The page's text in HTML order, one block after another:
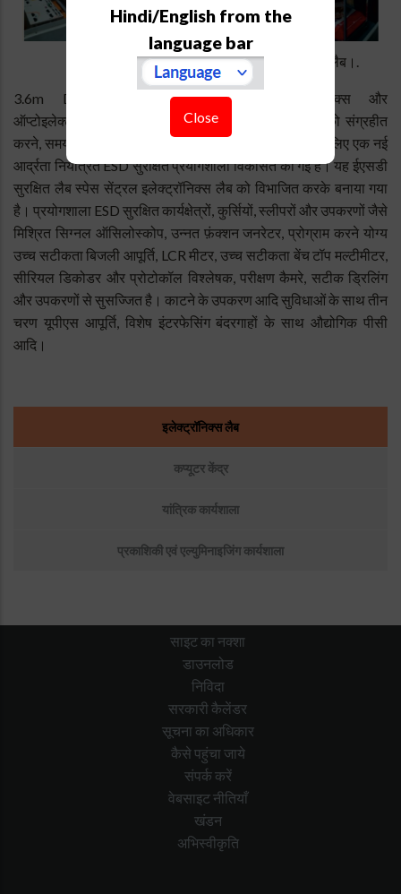
3.6m DOT गतिविधियों के लिए इलेक्ट्रॉनिक लैब।.
3.6m DOT के परिष्कृत इलेक्ट्रॉनिक्स, मेक्ट्रोनिक्स और
ऑप्टोइलेक्ट्रॉनिक्स पुर्जों की पूरी श्रृंखला के विभिन्न पहलुओं को संग्रहीत
करने, समय-समय पर सक्रिय करने और विशेष रूप से सीखने के लिए एक नई
आर्द्रता नियंत्रित ESD सुरक्षित प्रयोगशाला विकसित की गई है। यह ईएसडी
सुरक्षित लैब स्पेस सेंट्रल इलेक्ट्रॉनिक्स लैब को विभाजित करके बनाया गया
है। प्रयोगशाला ESD सुरक्षित कार्यक्षेत्रों, कुर्सियों, स्लीपरों और उपकरणों जैसे
मिश्रित सिग्नल ऑसिलोस्कोप, उन्नत फ़ंक्शन जनरेटर, प्रोग्राम करने योग्य
उच्च सटीकता बिजली आपूर्ति, LCR मीटर, उच्च सटीकता बेंच टॉप मल्टीमीटर,
सीरियल डिकोडर और प्रोटोकॉल विश्लेषक, परीक्षण कैमरे, सटीक ड्रिलिंग
और उपकरणों से सुसज्जित है। काटने के उपकरण आदि सुविधाओं के साथ तीन
चरण यूपीएस आपूर्ति, विशेष इंटरफेसिंग बंदरगाहों के साथ औद्योगिक पीसी
आदि।
इलेक्ट्रॉनिक्स लैब
कप्यूटर केंद्र
यांत्रिक कार्यशाला
प्रकाशिकी एवं एल्युमिनाइजिंग कार्यशाला
Hindi/English from the
language bar
Close
साइट का नक्शा
डाउनलोड
निविदा
सरकारी कैलेंडर
सूचना का अधिकार
कैसे पहुंचा जाये
संपर्क करें
वेबसाइट नीतियाँ
खंडन
अभिस्वीकृति